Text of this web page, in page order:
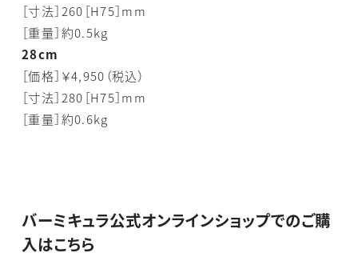
［寸法］260［H75］mm
［重量］約0.5kg
28cm
［価格］￥4,950（税込）
［寸法］280［H75］mm
［重量］約0.6kg
バーミキュラ公式オンラインショップでのご購
入はこちら